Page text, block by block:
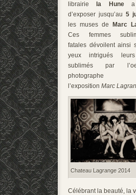
librairie
la Hunea
d’exposer jusqu’au 5
les muses de
Marc
Ces femmes
fatales dévoilent ainsi
yeux intrigués
sublimés par
photographe
l’exposition Marc
Chateau Lagrange 2014
Célébrant la beauté, la